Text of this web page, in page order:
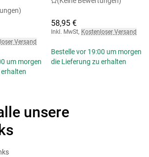
Versand
um morgen
58,95 €
Inkl. MwSt, Kostenloser Versand
Bestelle vor 19:00 um morgen
die Lieferung zu erhalten
unsere